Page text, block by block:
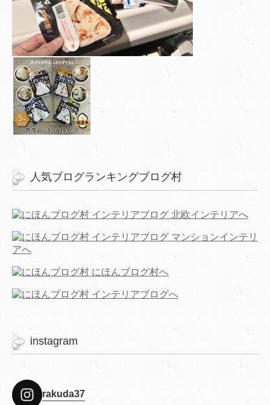
人気ブログランキングブログ村
instagram
rakuda37